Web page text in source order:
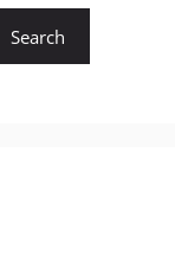
Search